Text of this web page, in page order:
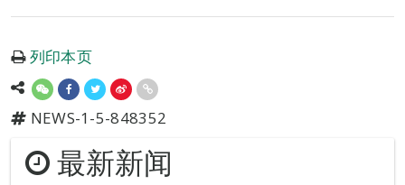
列印本页
NEWS-1-5-848352
最新新闻